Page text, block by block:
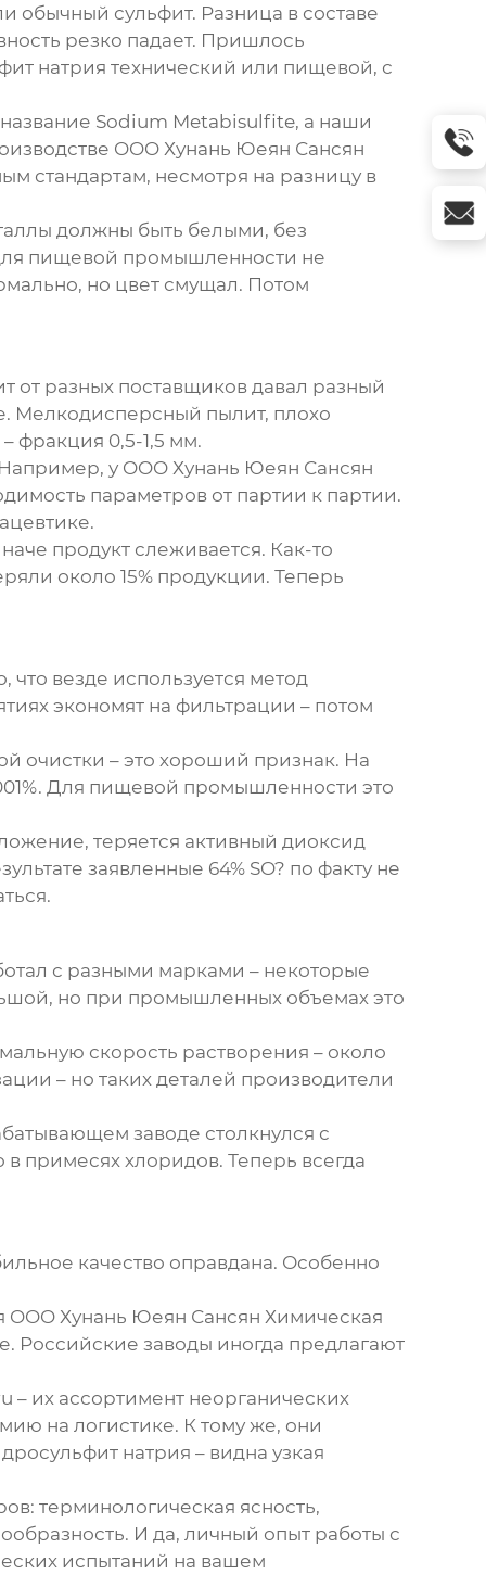
обычный сульфит. Разница в составе
резко падает. Пришлось
натрия технический или пищевой, с
Sodium Metabisulfite, а наши
OOO Хунань Юеян Сансян
стандартам, несмотря на разницу в
должны быть белыми, без
пищевой промышленности не
но цвет смущал. Потом
от разных поставщиков давал разный
Мелкодисперсный пылит, плохо
фракция 0,5-1,5 мм.
у OOO Хунань Юеян Сансян
параметров от партии к партии.
продукт слеживается. Как-то
около 15% продукции. Теперь
везде используется метод
экономят на фильтрации – потом
очистки – это хороший признак. На
Для пищевой промышленности это
теряется активный диоксид
заявленные 64% SO? по факту не
с разными марками – некоторые
но при промышленных объемах это
скорость растворения – около
– но таких деталей производители
заводе столкнулся с
примесях хлоридов. Теперь всегда
качество оправдана. Особенно
Хунань Юеян Сансян Химическая
Российские заводы иногда предлагают
– их ассортимент неорганических
на логистике. К тому же, они
натрия – видна узкая
терминологическая ясность,
И да, личный опыт работы с
испытаний на вашем